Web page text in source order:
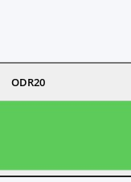
ODR20